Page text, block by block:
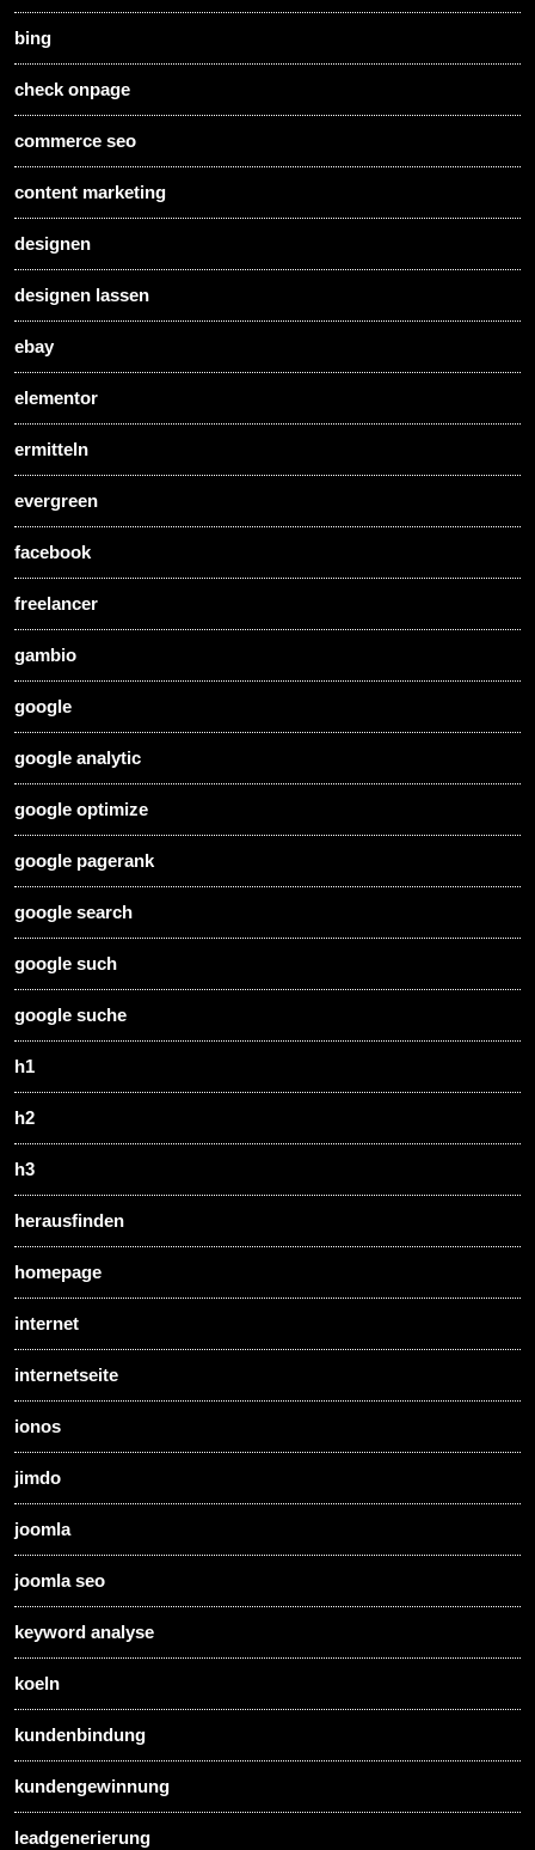
bing
check onpage
commerce seo
content marketing
designen
designen lassen
ebay
elementor
ermitteln
evergreen
facebook
freelancer
gambio
google
google analytic
google optimize
google pagerank
google search
google such
google suche
h1
h2
h3
herausfinden
homepage
internet
internetseite
ionos
jimdo
joomla
joomla seo
keyword analyse
koeln
kundenbindung
kundengewinnung
leadgenerierung